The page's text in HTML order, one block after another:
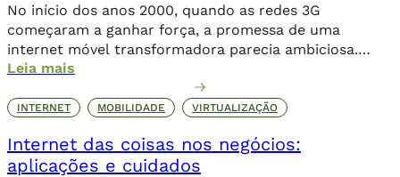
No início dos anos 2000, quando as redes 3G
começaram a ganhar força, a promessa de uma
internet móvel transformadora parecia ambiciosa.
Logo, o 4G levou essa revolução a novos patamares,
possibilitando o streaming de vídeos, a popularização
de aplicativos e a expansão do e-commerce. Agora,
Leia mais
INTERNET MOBILIDADE VIRTUALIZAÇÃO
Internet das coisas nos negócios:
aplicações e cuidados